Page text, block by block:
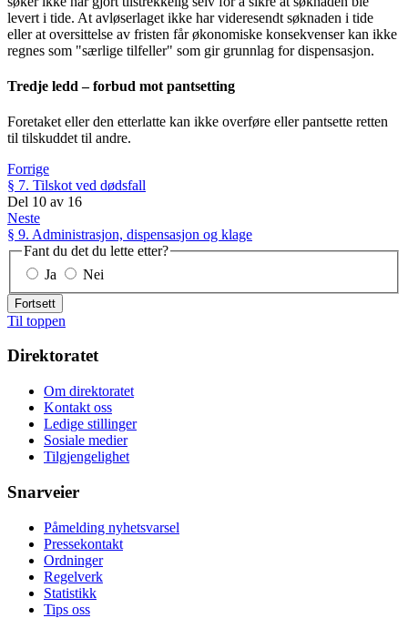
levert i tide. At avløserlaget ikke har videresendt søknaden i tide
eller at oversittelse av fristen får økonomiske konsekvenser kan ikke
regnes som "særlige tilfeller" som gir grunnlag for dispensasjon.
Tredje ledd – forbud mot pantsetting
Foretaket eller den etterlatte kan ikke overføre eller pantsette retten
til tilskuddet til andre.
Forrige
§ 7. Tilskot ved dødsfall
Del 10 av 16
Neste
§ 9. Administrasjon, dispensasjon og klage
Fant du det du lette etter?
Ja
Nei
Fortsett
Til toppen
Direktoratet
Om direktoratet
Kontakt oss
Ledige stillinger
Sosiale medier
Tilgjengelighet
Snarveier
Påmelding nyhetsvarsel
Pressekontakt
Ordninger
Regelverk
Statistikk
Tips oss